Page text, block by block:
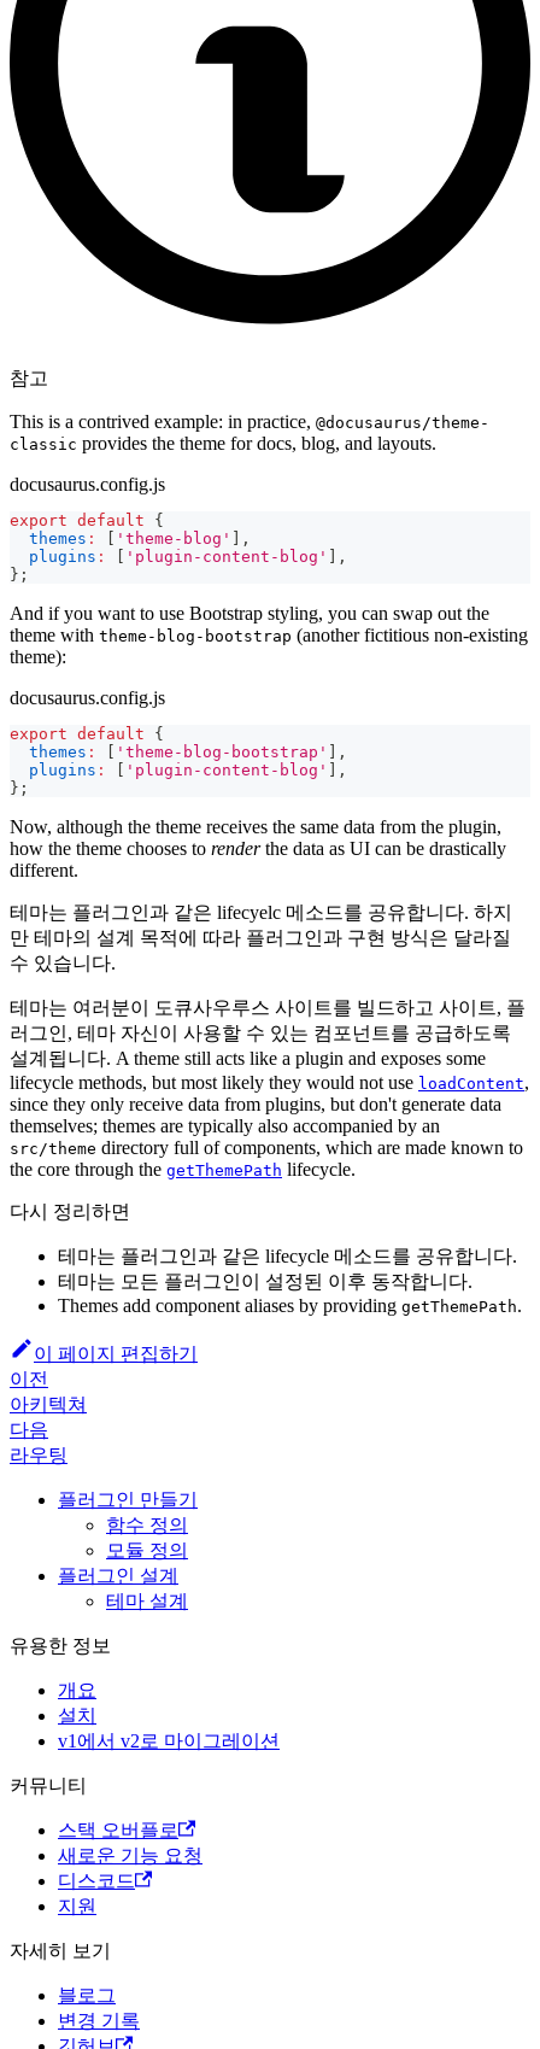
참고
This is a contrived example: in practice, @docusaurus/theme-
classic provides the theme for docs, blog, and layouts.
docusaurus.config.js
export default
{
themes : [ 'theme-blog' ] ,
plugins : [ 'plugin-content-blog' ] ,
} ;
And if you want to use Bootstrap styling, you can swap out the
theme with theme-blog-bootstrap (another fictitious non-existing
theme):
docusaurus.config.js
export default
{
themes : [ 'theme-blog-bootstrap' ] ,
plugins : [ 'plugin-content-blog' ] ,
} ;
Now, although the theme receives the same data from the plugin,
how the theme chooses to renderthe data as UI can be drastically
different.
테마는 플러그인과 같은 lifecyelc 메소드를 공유합니다. 하지
만 테마의 설계 목적에 따라 플러그인과 구현 방식은 달라질
수 있습니다.
테마는 여러분이 도큐사우루스 사이트를 빌드하고 사이트, 플
러그인, 테마 자신이 사용할 수 있는 컴포넌트를 공급하도록
설계됩니다. A theme still acts like a plugin and exposes some
lifecycle methods, but most likely they would not use loadContent,
since they only receive data from plugins, but don't generate data
themselves; themes are typically also accompanied by an
src/theme directory full of components, which are made known to
the core through the getThemePath lifecycle.
다시 정리하면
테마는 플러그인과 같은 lifecycle 메소드를 공유합니다.
테마는 모든 플러그인이 설정된 이후 동작합니다.
Themes add component aliases by providing getThemePath.
이 페이지 편집하기
이전
아키텍쳐
다음
라우팅
플러그인 만들기
함수 정의
모듈 정의
플러그인 설계
테마 설계
유용한 정보
개요
설치
v1에서 v2로 마이그레이션
커뮤니티
스택 오버플로
새로운 기능 요청
디스코드
지원
자세히 보기
블로그
변경 기록